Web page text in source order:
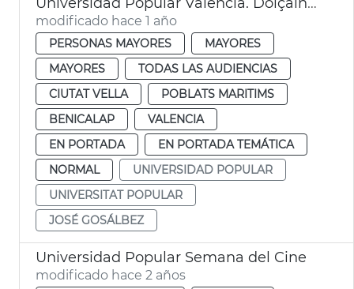
modificado hace 1 año
PERSONAS MAYORES
MAYORES
MAYORES
TODAS LAS AUDIENCIAS
CIUTAT VELLA
POBLATS MARITIMS
BENICALAP
VALENCIA
EN PORTADA
EN PORTADA TEMÁTICA
NORMAL
UNIVERSIDAD POPULAR
UNIVERSITAT POPULAR
JOSÉ GOSÁLBEZ
Universidad Popular Semana del Cine
modificado hace 2 años